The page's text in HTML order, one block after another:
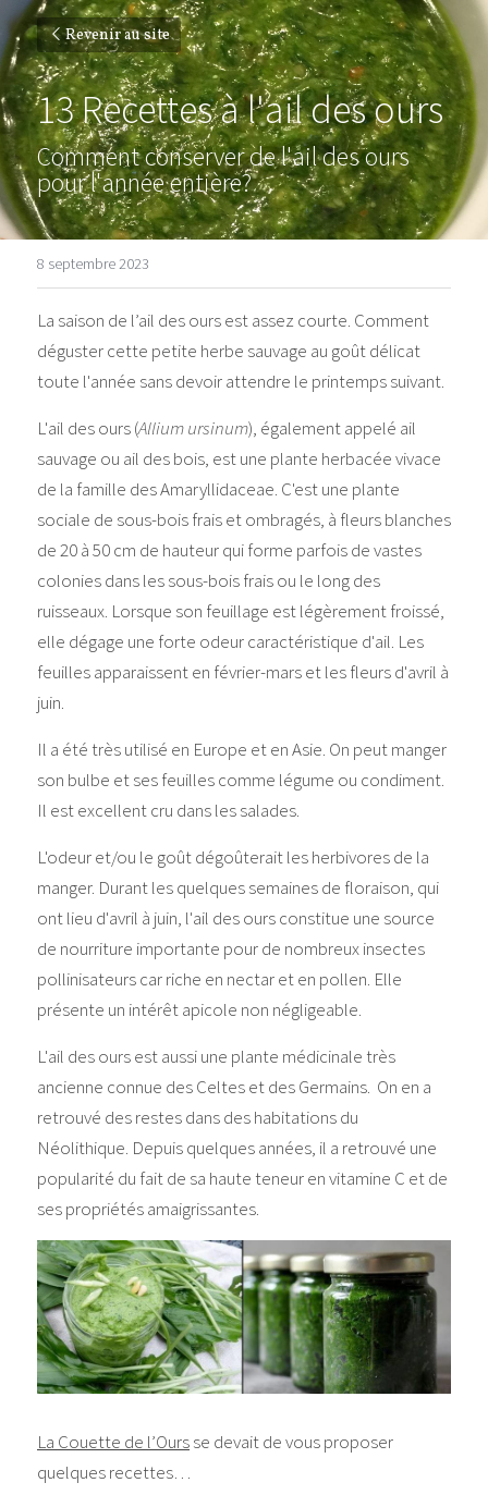
Revenir au site
13 Recettes à l'ail des ours
Comment conserver de l'ail des ours
pour l'année entière?
8 septembre 2023
La saison de l’ail des ours est assez courte. Comment
déguster cette petite herbe sauvage au goût délicat
toute l'année sans devoir attendre le printemps suivant.
L'ail des ours (Allium ursinum), également appelé ail
sauvage ou ail des bois, est une plante herbacée vivace
de la famille des Amaryllidaceae. C'est une plante
sociale de sous-bois frais et ombragés, à fleurs blanches
de 20 à 50 cm de hauteur qui forme parfois de vastes
colonies dans les sous-bois frais ou le long des
ruisseaux. Lorsque son feuillage est légèrement froissé,
elle dégage une forte odeur caractéristique d'ail. Les
feuilles apparaissent en février-mars et les fleurs d'avril à
juin.
Il a été très utilisé en Europe et en Asie. On peut manger
son bulbe et ses feuilles comme légume ou condiment.
Il est excellent cru dans les salades.
L'odeur et/ou le goût dégoûterait les herbivores de la
manger. Durant les quelques semaines de floraison, qui
ont lieu d'avril à juin, l'ail des ours constitue une source
de nourriture importante pour de nombreux insectes
pollinisateurs car riche en nectar et en pollen. Elle
présente un intérêt apicole non négligeable.
L'ail des ours est aussi une plante médicinale très
ancienne connue des Celtes et des Germains.  On en a
retrouvé des restes dans des habitations du
Néolithique. Depuis quelques années, il a retrouvé une
popularité du fait de sa haute teneur en vitamine C et de
ses propriétés amaigrissantes.
La Couette de l’Ours se devait de vous proposer
quelques recettes…